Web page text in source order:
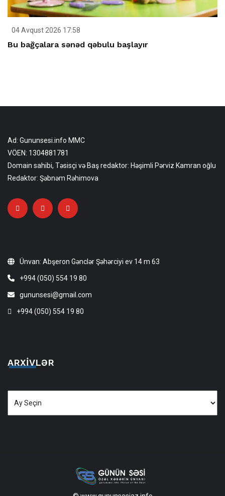
04 Avqust 2026 17:58
Bu bağçalara sənəd qəbulu başlayır
Ad: Gununsesi.info MMC
VÖEN: 1304881781
Domain sahibi, Təsisçi və Baş redaktor: Həşimli Pərviz Kamran oğlu
Redaktor: Şəbnəm Rəhimova
Ünvan: Abşeron Gənclər Şəhərciyi ev 14 m 63
+994 (050) 554 19 80
gununsesi@gmail.com
+994 (050) 554 19 80
ARXIVLƏR
Arxivlər